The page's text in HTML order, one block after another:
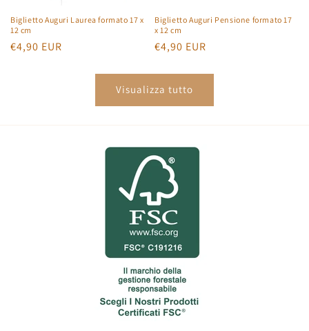
Biglietto Auguri Laurea formato 17 x
12 cm
Prezzo
€4,90 EUR
Biglietto Auguri Pensione formato 17
x 12 cm
Prezzo
€4,90 EUR
Visualizza tutto